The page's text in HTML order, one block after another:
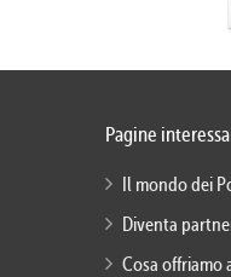
Pagine
Il mondo dei
Diventa
Cosa offriamo